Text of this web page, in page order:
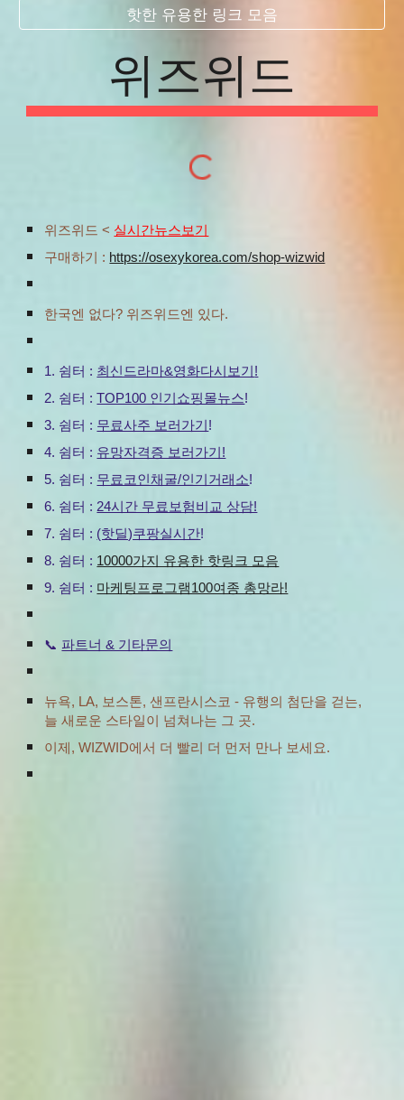
핫한 유용한 링크 모음
위즈위드
위즈위드 < 실시간뉴스보기
구매하기 : https://osexykorea.com/shop-wizwid
한국엔 없다? 위즈위드엔 있다.
1. 쉼터 : 최신드라마&영화다시보기!
2. 쉼터 :TOP100 인기쇼핑몰뉴스!
3. 쉼터 : 무료사주 보러가기!
4. 쉼터 : 유망자격증 보러가기!
5. 쉼터 : 무료코인채굴/인기거래소!
6. 쉼터 : 24시간 무료보험비교 상담!
7. 쉼터 : (핫딜)쿠팡실시간!
8. 쉼터 : 10000가지 유용한 핫링크 모음
9. 쉼터 : 마케팅프로그램100여종 총망라!
📞 파트너 & 기타문의
뉴욕, LA, 보스톤, 샌프란시스코 - 유행의 첨단을 걷는,
늘 새로운 스타일이 넘쳐나는 그 곳.
이제, WIZWID에서 더 빨리 더 먼저 만나 보세요.